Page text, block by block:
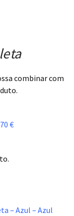
combinar com
€
– Azul – Azul